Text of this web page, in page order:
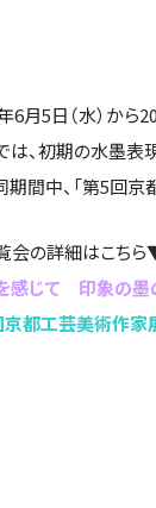
6月5日（水）から
は、初期の水墨表
期間中、「第5回京
会の詳細はこち
感じて 印象の墨
都工芸美術作家